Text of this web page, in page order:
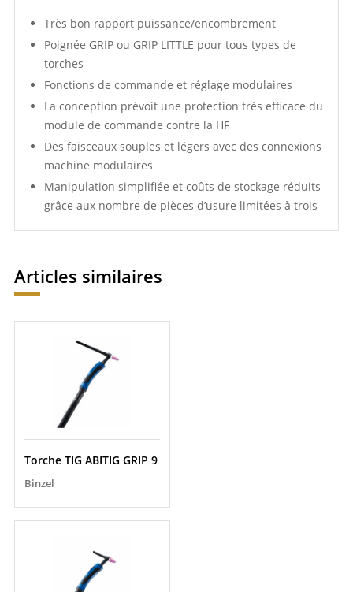
Très bon rapport puissance/encombrement
Poignée GRIP ou GRIP LITTLE pour tous types de
torches
Fonctions de commande et réglage modulaires
La conception prévoit une protection très efficace du
module de commande contre la HF
Des faisceaux souples et légers avec des connexions
machine modulaires
Manipulation simplifiée et coûts de stockage réduits
grâce aux nombre de pièces d’usure limitées à trois
Articles similaires
Torche TIG ABITIG GRIP 9
Binzel